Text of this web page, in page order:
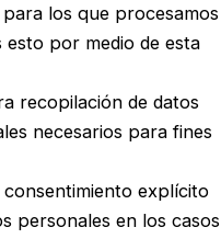
los que procesamos
esto por medio de esta
recopilación de datos
necesarios para fines
explícito
personales en los casos